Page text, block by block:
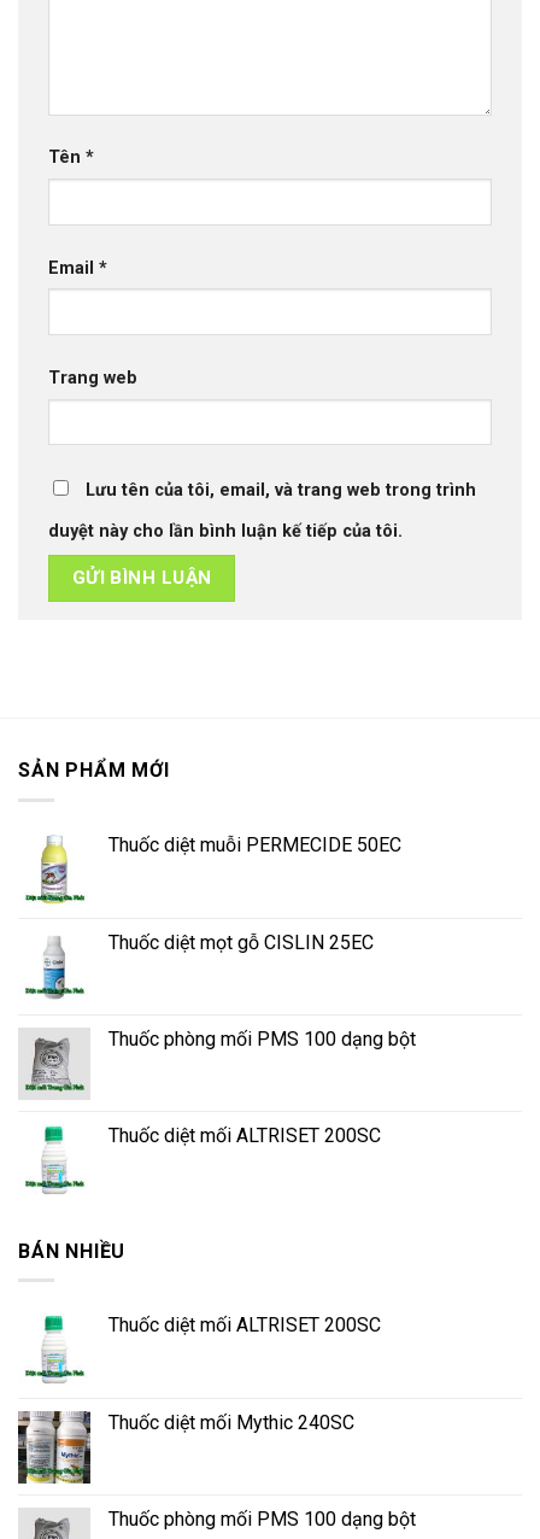
Tên *
Email *
Trang web
Lưu tên của tôi, email, và trang web trong trình
duyệt này cho lần bình luận kế tiếp của tôi.
SẢN PHẨM MỚI
Thuốc diệt muỗi PERMECIDE 50EC
Thuốc diệt mọt gỗ CISLIN 25EC
Thuốc phòng mối PMS 100 dạng bột
Thuốc diệt mối ALTRISET 200SC
BÁN NHIỀU
Thuốc diệt mối ALTRISET 200SC
Thuốc diệt mối Mythic 240SC
Thuốc phòng mối PMS 100 dạng bột